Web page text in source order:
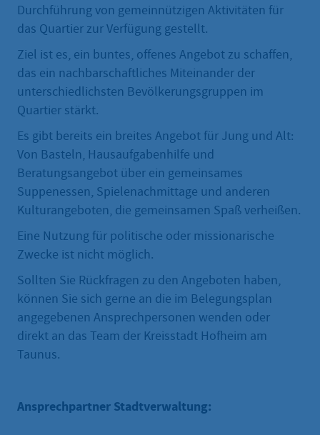
Durchführung von gemeinnützigen Aktivitäten für
das Quartier zur Verfügung gestellt.
Ziel ist es, ein buntes, offenes Angebot zu schaffen,
das ein nachbarschaftliches Miteinander der
unterschiedlichsten Bevölkerungsgruppen im
Quartier stärkt.
Es gibt bereits ein breites Angebot für Jung und Alt:
Von Basteln, Hausaufgabenhilfe und
Beratungsangebot über ein gemeinsames
Suppenessen, Spielenachmittage und anderen
Kulturangeboten, die gemeinsamen Spaß verheißen.
Eine Nutzung für politische oder missionarische
Zwecke ist nicht möglich.
Sollten Sie Rückfragen zu den Angeboten haben,
können Sie sich gerne an die im Belegungsplan
angegebenen Ansprechpersonen wenden oder
direkt an das Team der Kreisstadt Hofheim am
Taunus.
Ansprechpartner Stadtverwaltung: